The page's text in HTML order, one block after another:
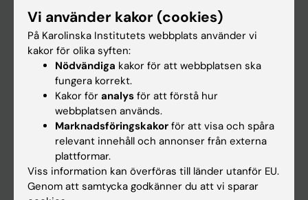
Ladok
Canvas
Schema
Studentmejlen
Kurs- och programwebbar
Student på KI
Medarbetare
Medarbetarportalen
Vi använder kakor (cookies)
På Karolinska Institutets webbplats använder vi
kakor för olika syften:
Nödvändiga kakor för att webbplatsen ska
fungera korrekt.
Kakor för analys för att förstå hur
webbplatsen används.
Marknadsföringskakor för att visa och spåra
relevant innehåll och annonser från externa
plattformar.
Viss information kan överföras till länder utanför EU.
Genom att samtycka godkänner du att vi sparar